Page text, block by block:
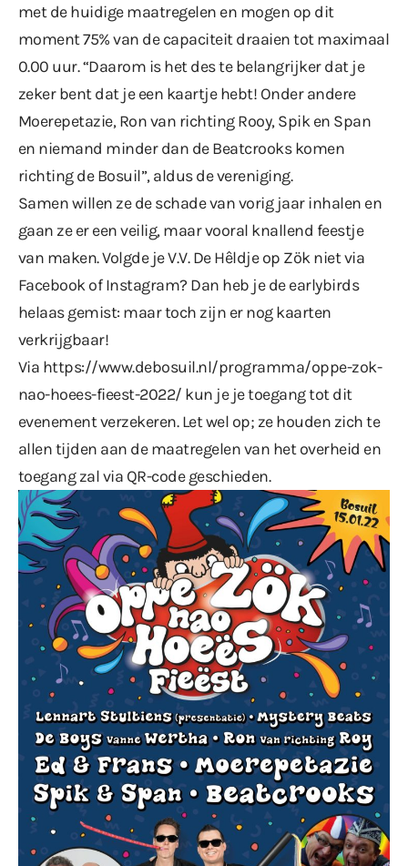
met de huidige maatregelen en mogen op dit
moment 75% van de capaciteit draaien tot maximaal
0.00 uur. “Daarom is het des te belangrijker dat je
zeker bent dat je een kaartje hebt! Onder andere
Moerepetazie, Ron van richting Rooy, Spik en Span
en niemand minder dan de Beatcrooks komen
richting de Bosuil”, aldus de vereniging.
Samen willen ze de schade van vorig jaar inhalen en
gaan ze er een veilig, maar vooral knallend feestje
van maken. Volgde je V.V. De Hêldje op Zök niet via
Facebook of Instagram? Dan heb je de earlybirds
helaas gemist: maar toch zijn er nog kaarten
verkrijgbaar!
Via https://www.debosuil.nl/programma/oppe-zok-
nao-hoees-fieest-2022/ kun je je toegang tot dit
evenement verzekeren. Let wel op; ze houden zich te
allen tijden aan de maatregelen van het overheid en
toegang zal via QR-code geschieden.